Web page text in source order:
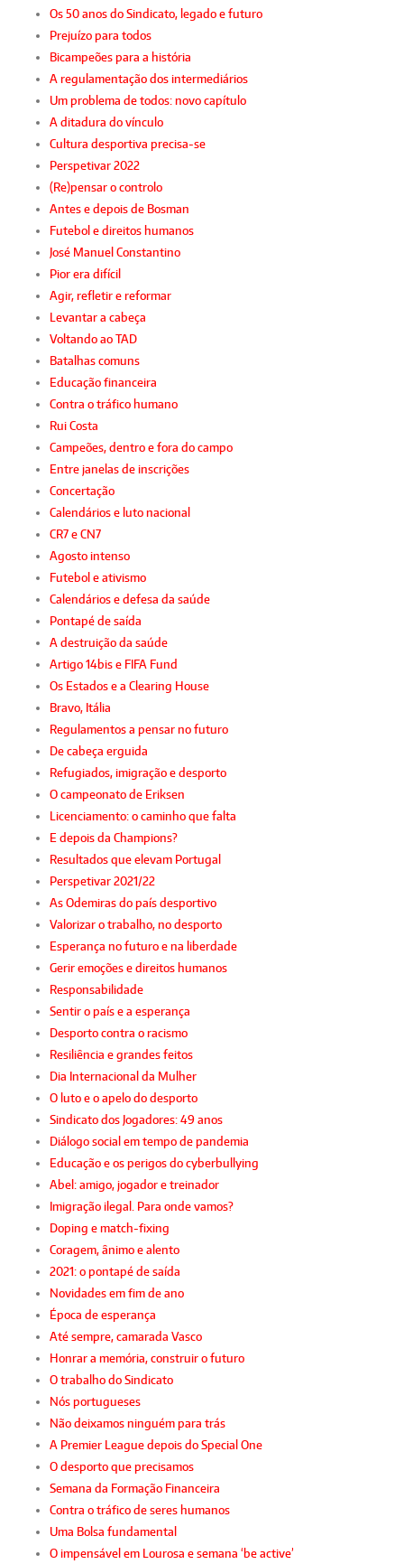
Os 50 anos do Sindicato, legado e futuro
Prejuízo para todos
Bicampeões para a história
A regulamentação dos intermediários
Um problema de todos: novo capítulo
A ditadura do vínculo
Cultura desportiva precisa-se
Perspetivar 2022
(Re)pensar o controlo
Antes e depois de Bosman
Futebol e direitos humanos
José Manuel Constantino
Pior era difícil
Agir, refletir e reformar
Levantar a cabeça
Voltando ao TAD
Batalhas comuns
Educação financeira
Contra o tráfico humano
Rui Costa
Campeões, dentro e fora do campo
Entre janelas de inscrições
Concertação
Calendários e luto nacional
CR7 e CN7
Agosto intenso
Futebol e ativismo
Calendários e defesa da saúde
Pontapé de saída
A destruição da saúde
Artigo 14bis e FIFA Fund
Os Estados e a Clearing House
Bravo, Itália
Regulamentos a pensar no futuro
De cabeça erguida
Refugiados, imigração e desporto
O campeonato de Eriksen
Licenciamento: o caminho que falta
E depois da Champions?
Resultados que elevam Portugal
Perspetivar 2021/22
As Odemiras do país desportivo
Valorizar o trabalho, no desporto
Esperança no futuro e na liberdade
Gerir emoções e direitos humanos
Responsabilidade
Sentir o país e a esperança
Desporto contra o racismo
Resiliência e grandes feitos
Dia Internacional da Mulher
O luto e o apelo do desporto
Sindicato dos Jogadores: 49 anos
Diálogo social em tempo de pandemia
Educação e os perigos do cyberbullying
Abel: amigo, jogador e treinador
Imigração ilegal. Para onde vamos?
Doping e match-fixing
Coragem, ânimo e alento
2021: o pontapé de saída
Novidades em fim de ano
Época de esperança
Até sempre, camarada Vasco
Honrar a memória, construir o futuro
O trabalho do Sindicato
Nós portugueses
Não deixamos ninguém para trás
A Premier League depois do Special One
O desporto que precisamos
Semana da Formação Financeira
Contra o tráfico de seres humanos
Uma Bolsa fundamental
O impensável em Lourosa e semana ‘be active’